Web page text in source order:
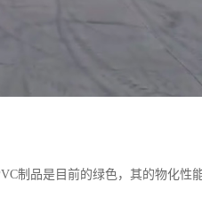
制品是目前的绿色，其的物化性